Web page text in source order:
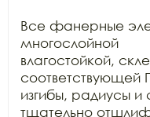
Все фанерные
многослойной
влагостойкой,
соответствующей
изгибы, радиусы и
тщательно